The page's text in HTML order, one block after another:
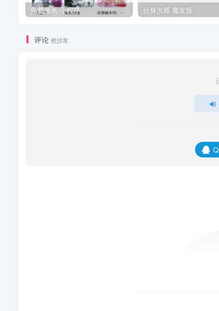
免费漫画 小程序 分身大师 魔改版
评论 抢沙发